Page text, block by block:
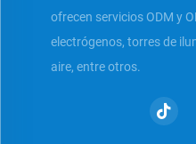
ofrecen servicios ODM y
electrógenos, torres de
aire, entre otros.